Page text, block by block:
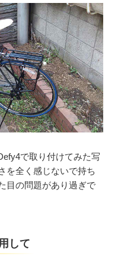
で取り付けてみた写
を全く感じないで持ち
目の問題があり過ぎで
して